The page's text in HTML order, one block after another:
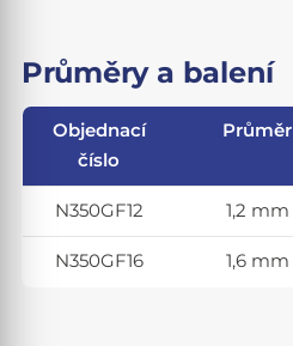
Průměry a balení
Objednací
číslo
Průměr
N350GF12 1,2 mm
N350GF16 1,6 mm